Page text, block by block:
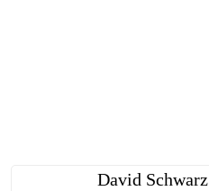
David Schwarz